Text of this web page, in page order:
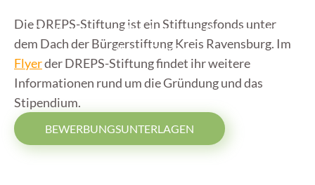
Studierende aus dem Landkreis Ravensburg in
ihrem Studium.
Die DREPS-Stiftung ist ein Stiftungsfonds unter
dem Dach der Bürgerstiftung Kreis Ravensburg. Im
Flyerder DREPS-Stiftung findet ihr weitere
Informationen rund um die Gründung und das
Stipendium.
BEWERBUNGSUNTERLAGEN